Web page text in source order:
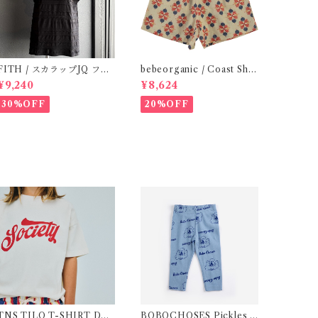
/ スカラップJQ フレ
チスリーブTシャツ (Blac
/ Size 1・2
30%OFF
bebeorganic / Coast Sho
rts Under The Sea ( 3・５
Y)
¥8,624
20%OFF
TILO T-SHIRT DEE BOBOCHOSES Pickles T